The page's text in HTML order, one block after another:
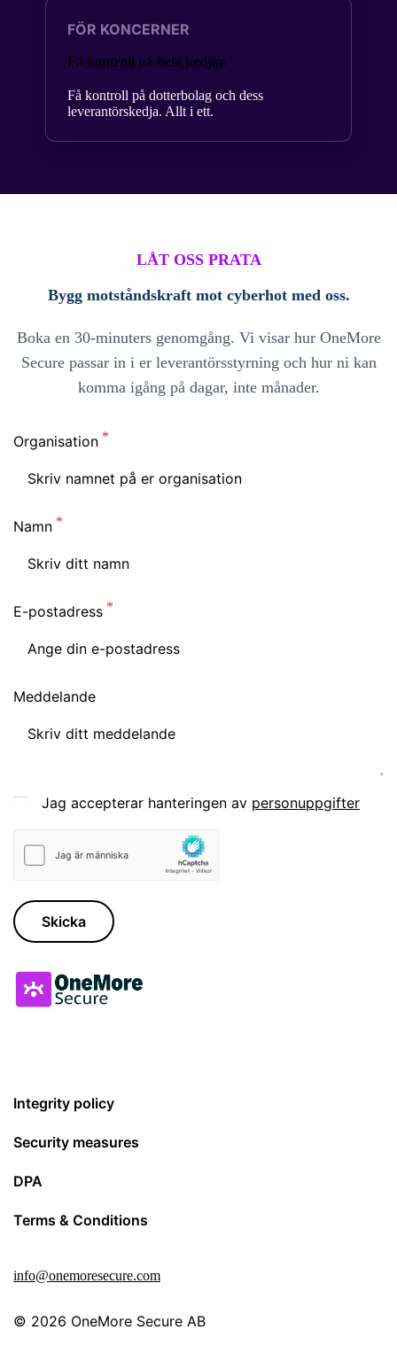
FÖR KONCERNER
Få kontroll på hela kedjan
Få kontroll på dotterbolag och dess
leverantörskedja. Allt i ett.
LÅT OSS PRATA
Bygg motståndskraft mot cyberhot med oss.
Boka en 30-minuters genomgång. Vi visar hur OneMore
Secure passar in i er leverantörsstyrning och hur ni kan
komma igång på dagar, inte månader.
Organisation
Namn
E-postadress
Meddelande
Jag accepterar hanteringen av personuppgifter
Skicka
info@onemoresecure.com
Integrity policy
Security measures
DPA
Terms & Conditions
© 2026 OneMore Secure AB